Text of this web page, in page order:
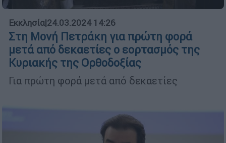
Εκκλησία|24.03.2024 14:26
Στη Μονή Πετράκη για πρώτη φορά
μετά από δεκαετίες ο εορτασμός της
Κυριακής της Ορθοδοξίας
Για πρώτη φορά μετά από δεκαετίες